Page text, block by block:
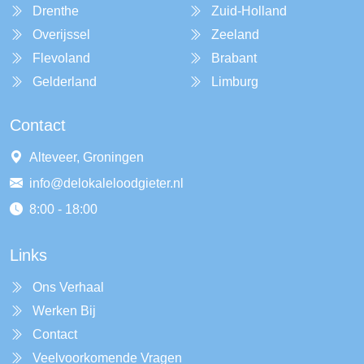
Drenthe
Overijssel
Flevoland
Gelderland
Zuid-Holland
Zeeland
Brabant
Limburg
Contact
Alteveer, Groningen
info@delokaleloodgieter.nl
8:00 - 18:00
Links
Ons Verhaal
Werken Bij
Contact
Veelvoorkomende Vragen